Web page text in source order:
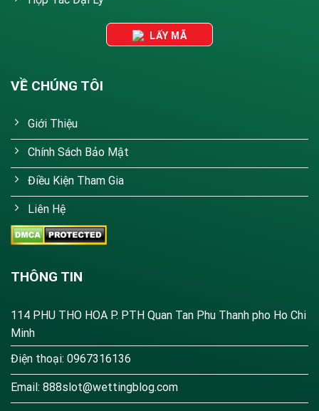
LẤY MÃ
VỀ CHÚNG TÔI
Giới Thiệu
Chính Sách Bảo Mật
Điều Kiện Tham Gia
Liên Hệ
THÔNG TIN
114 PHU THO HOA P. PTH Quan Tan Phu Thanh pho Ho Chi
Minh
Điện thoại: 0967316136
Email: 888slot@wettingblog.com